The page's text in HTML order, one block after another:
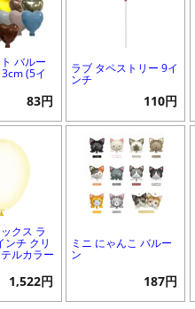
バルー
(5イ
83円
ラブ タペストリー 9イ
ンチ
110円
クス ラ
ンチ クリ
ルカラー
1,522円
ミニ にゃんこ バルー
ン
187円